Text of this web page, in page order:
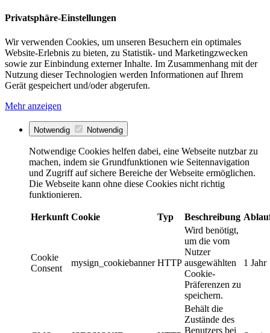
Privatsphäre-Einstellungen
Wir verwenden Cookies, um unseren Besuchern ein optimales
Website-Erlebnis zu bieten, zu Statistik- und Marketingzwecken
sowie zur Einbindung externer Inhalte. Im Zusammenhang mit der
Nutzung dieser Technologien werden Informationen auf Ihrem
Gerät gespeichert und/oder abgerufen.
Mehr anzeigen
Notwendig Notwendig
Notwendige Cookies helfen dabei, eine Webseite nutzbar zu
machen, indem sie Grundfunktionen wie Seitennavigation
und Zugriff auf sichere Bereiche der Webseite ermöglichen.
Die Webseite kann ohne diese Cookies nicht richtig
funktionieren.
Herkunft Cookie Typ Beschreibung
Cookie
Consent
mysign_cookiebanner HTTP
Wird benötigt,
um die vom
Nutzer
ausgewählten
Cookie-
Präferenzen zu
speichern.
1 Jahr
Behält die
Zustände des
Benutzers bei